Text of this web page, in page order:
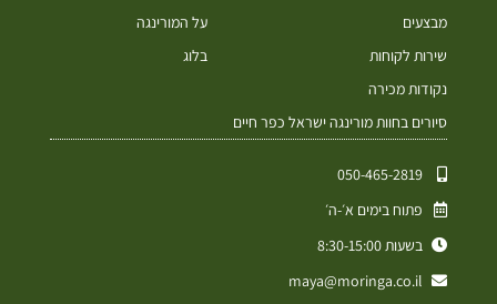
מבצעים
שירות לקוחות
נקודות מכירה
סיורים בחוות מורינגה ישראל כפר חיים
על המורינגה
בלוג
050-465-2819⁩
פתוח בימים א׳-ה׳
בשעות 8:30-15:00
maya@moringa.co.il